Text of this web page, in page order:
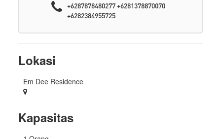
+6287878480277 +6281378870070
+6282384955725
Lokasi
Em Dee Residence
Kapasitas